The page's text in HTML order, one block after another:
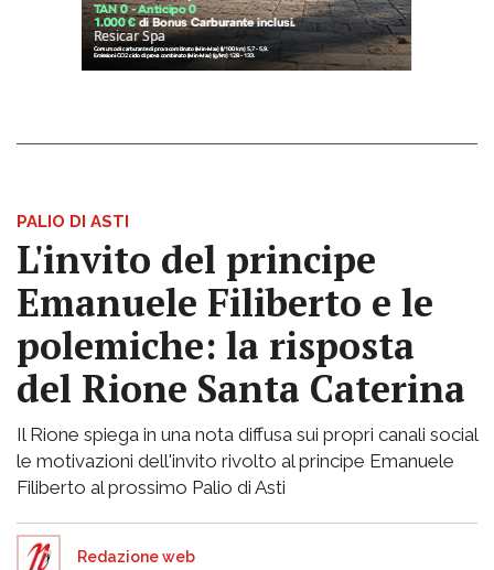
PALIO DI ASTI
L'invito del principe
Emanuele Filiberto e le
polemiche: la risposta
del Rione Santa Caterina
Il Rione spiega in una nota diffusa sui propri canali social
le motivazioni dell'invito rivolto al principe Emanuele
Filiberto al prossimo Palio di Asti
Redazione web